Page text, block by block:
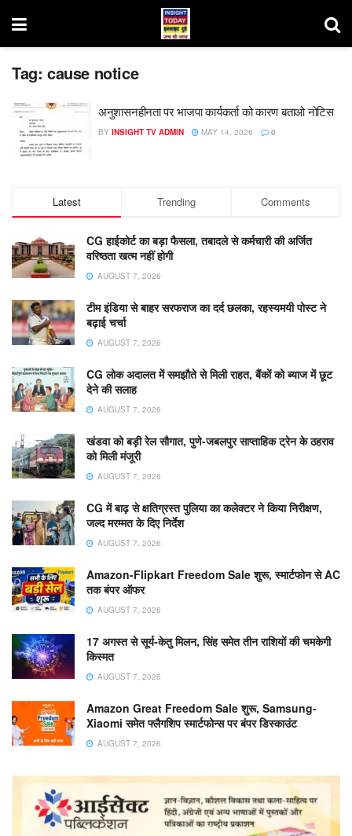
Tag: cause notice
अनुशासनहीनता पर भाजपा कार्यकर्ता को कारण बताओ नोटिस
BY INSIGHT TV ADMIN MAY 14, 2026 0
Latest Trending Comments
CG हाईकोर्ट का बड़ा फैसला, तबादले से कर्मचारी की अर्जित
वरिष्ठता खत्म नहीं होगी
AUGUST 7, 2026
टीम इंडिया से बाहर सरफराज का दर्द छलका, रहस्यमयी पोस्ट ने
बढ़ाई चर्चा
AUGUST 7, 2026
CG लोक अदालत में समझौते से मिली राहत, बैंकों को ब्याज में छूट
देने की सलाह
AUGUST 7, 2026
खंडवा को बड़ी रेल सौगात, पुणे-जबलपुर साप्ताहिक ट्रेन के ठहराव
को मिली मंजूरी
AUGUST 7, 2026
CG में बाढ़ से क्षतिग्रस्त पुलिया का कलेक्टर ने किया निरीक्षण,
जल्द मरम्मत के दिए निर्देश
AUGUST 7, 2026
Amazon-Flipkart Freedom Sale शुरू, स्मार्टफोन से AC
तक बंपर ऑफर
AUGUST 7, 2026
17 अगस्त से सूर्य-केतु मिलन, सिंह समेत तीन राशियों की चमकेगी
किस्मत
AUGUST 7, 2026
Amazon Great Freedom Sale शुरू, Samsung-
Xiaomi समेत फ्लैगशिप स्मार्टफोन्स पर बंपर डिस्काउंट
AUGUST 7, 2026